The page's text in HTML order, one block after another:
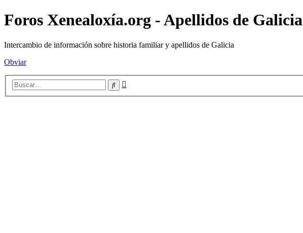
Foros Xenealoxía.org - Apellidos de Galicia
Intercambio de información sobre historia familiar y apellidos de Galicia
Obviar
Buscar